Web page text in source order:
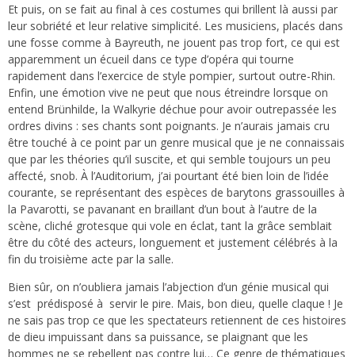
Et puis, on se fait au final à ces costumes qui brillent là aussi par
leur sobriété et leur relative simplicité. Les musiciens, placés dans
une fosse comme à Bayreuth, ne jouent pas trop fort, ce qui est
apparemment un écueil dans ce type d’opéra qui tourne
rapidement dans l’exercice de style pompier, surtout outre-Rhin.
Enfin, une émotion vive ne peut que nous étreindre lorsque on
entend Brünhilde, la Walkyrie déchue pour avoir outrepassée les
ordres divins : ses chants sont poignants. Je n’aurais jamais cru
être touché à ce point par un genre musical que je ne connaissais
que par les théories qu’il suscite, et qui semble toujours un peu
affecté, snob. À l’Auditorium, j’ai pourtant été bien loin de l’idée
courante, se représentant des espèces de barytons grassouilles à
la Pavarotti, se pavanant en braillant d’un bout à l’autre de la
scène, cliché grotesque qui vole en éclat, tant la grâce semblait
être du côté des acteurs, longuement et justement célébrés à la
fin du troisième acte par la salle.
Bien sûr, on n’oubliera jamais l’abjection d’un génie musical qui
s’est prédisposé à servir le pire. Mais, bon dieu, quelle claque ! Je
ne sais pas trop ce que les spectateurs retiennent de ces histoires
de dieu impuissant dans sa puissance, se plaignant que les
hommes ne se rebellent pas contre lui… Ce genre de thématiques